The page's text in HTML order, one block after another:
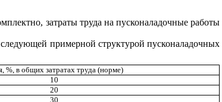
затраты труда на пусконаладочные работы
следующей примерной структурой пусконаладочных
%, в общих затратах труда (норме)
10
20
30